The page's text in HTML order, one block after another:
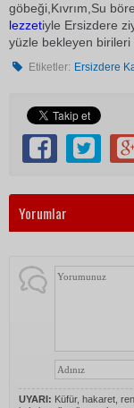
göbeği,Kıvrım,Su
lezzetiyle Ersizdere
yüzle bekleyen birileri
Etiketler: Ersizdere
Yorumlar
UYARI: Küfür, hakaret,